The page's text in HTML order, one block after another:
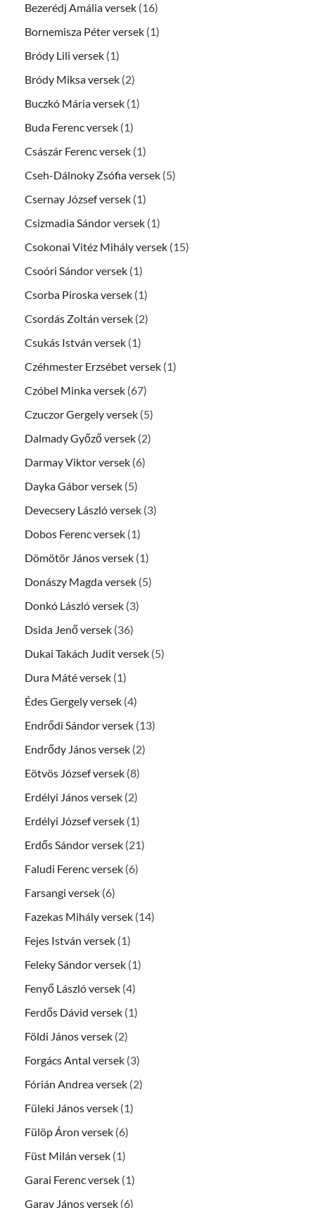
Bezerédj Amália versek (16)
Bornemisza Péter versek (1)
Bródy Lili versek (1)
Bródy Miksa versek (2)
Buczkó Mária versek (1)
Buda Ferenc versek (1)
Császár Ferenc versek (1)
Cseh-Dálnoky Zsófia versek (5)
Csernay József versek (1)
Csizmadia Sándor versek (1)
Csokonai Vitéz Mihály versek (15)
Csoóri Sándor versek (1)
Csorba Piroska versek (1)
Csordás Zoltán versek (2)
Csukás István versek (1)
Czéhmester Erzsébet versek (1)
Czóbel Minka versek (67)
Czuczor Gergely versek (5)
Dalmady Győző versek (2)
Darmay Viktor versek (6)
Dayka Gábor versek (5)
Devecsery László versek (3)
Dobos Ferenc versek (1)
Dömötör János versek (1)
Donászy Magda versek (5)
Donkó László versek (3)
Dsida Jenő versek (36)
Dukai Takách Judit versek (5)
Dura Máté versek (1)
Édes Gergely versek (4)
Endrődi Sándor versek (13)
Endrődy János versek (2)
Eötvös József versek (8)
Erdélyi János versek (2)
Erdélyi József versek (1)
Erdős Sándor versek (21)
Faludi Ferenc versek (6)
Farsangi versek (6)
Fazekas Mihály versek (14)
Fejes István versek (1)
Feleky Sándor versek (1)
Fenyő László versek (4)
Ferdős Dávid versek (1)
Földi János versek (2)
Forgács Antal versek (3)
Fórián Andrea versek (2)
Füleki János versek (1)
Fülöp Áron versek (6)
Füst Milán versek (1)
Garai Ferenc versek (1)
Garay János versek (6)